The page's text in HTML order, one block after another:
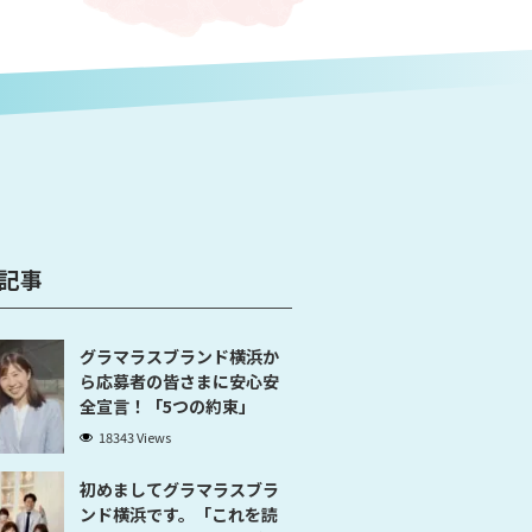
事
グラマラスブランド横浜か
ら応募者の皆さまに安心安
全宣言！「5つの約束」
18343 Views
初めましてグラマラスブラ
ンド横浜です。「これを読